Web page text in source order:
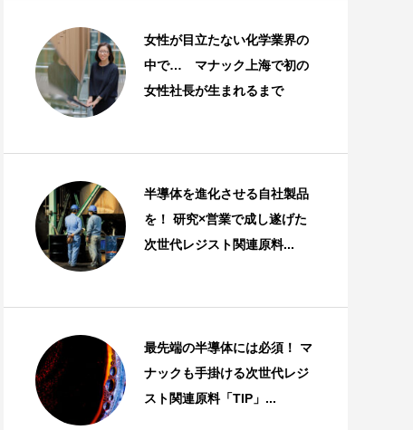
女性が目立たない化学業界の
中で… マナック上海で初の
女性社長が生まれるまで
半導体を進化させる自社製品
を！ 研究×営業で成し遂げた
次世代レジスト関連原料...
最先端の半導体には必須！ マ
ナックも手掛ける次世代レジ
スト関連原料「TIP」...